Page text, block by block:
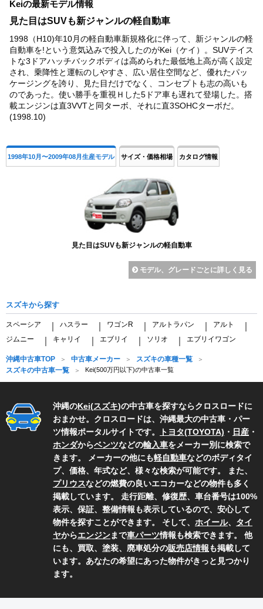
of
4
Keiの最新モデル情報
見た目はSUVも新ジャンルの軽自動車
1998（H10)年10月の軽自動車新規格化に伴って、新ジャンルの軽
自動車を!という意気込みで投入したのがKei（ケイ）。SUVテイス
トな3ドアハッチバックボディは高められた最低地上高が高く設定
され、乗降性と運転のしやすさ、広い居住空間など、優れたパッ
ケージングを誇り、見た目だけでなく、コンセプトも志の高いも
のであった。使い勝手を重視Ｈした5ドア車も遅れて登場した。搭
載エンジンは直3VVTと同ターボ、それに直3SOHCターボだ。
(1998.10)
1998年10月〜2009年08月生産モデル サイズ・価格相場 カタログ情報
見た目はSUVも新ジャンルの軽自動車
モデル、グレードごとに詳しく見る
スズキから探す
スペーシア ハスラー ワゴンR アルトラパン アルト
ジムニー キャリイ エブリイ ソリオ エブリイワゴン
沖縄中古車TOP 中古車メーカー
スズキの車種一覧
スズキの中古車一覧
Kei(500万円以下)の中古車一覧
沖縄のKei(スズキ)の中古車を探すならクロスロードに
おまかせ。クロスロードは、沖縄最大の中古車・パー
ツ情報ポータルサイトです。
トヨタ(TOYOTA) ・ 日産 ・
ホンダからベンツなどの輸入車をメーカー別に検索で
きます。 メーカーの他にも軽自動車などのボディタイ
プ、価格、年式など、様々な検索が可能です。 また、
プリウスなどの燃費の良いエコカーなどの物件も多く
掲載しています。 走行距離、修復歴、車台番号は100%
表示、保証、整備情報も表示しているので、安心して
物件を探すことができます。 そして、 ホイール、 タイ
ヤからエンジンまで車パーツ情報も検索できます。 他
にも、買取、塗装、廃車処分の販売店情報も掲載して
います。あなたの希望にあった物件がきっと見つかり
ます。